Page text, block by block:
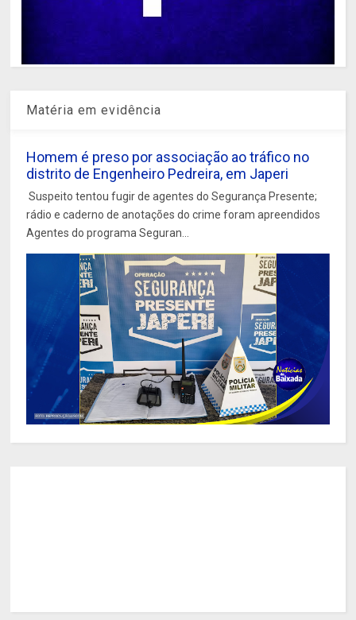
Matéria em evidência
Homem é preso por associação ao tráfico no
distrito de Engenheiro Pedreira, em Japeri
Suspeito tentou fugir de agentes do Segurança Presente;
rádio e caderno de anotações do crime foram apreendidos
Agentes do programa Seguran...